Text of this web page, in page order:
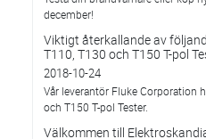
december!
Viktigt återkallande av
T110, T130 och T150 T-pol
2018-10-24
Vår leverantör Fluke Corporation
och T150 T-pol Tester.
Välkommen till